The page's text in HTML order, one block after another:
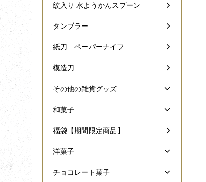
紋入り 水ようかんスプーン
タンブラー
紙刀 ペーパーナイフ
模造刀
その他の雑貨グッズ
和菓子
福袋【期間限定商品】
洋菓子
チョコレート菓子